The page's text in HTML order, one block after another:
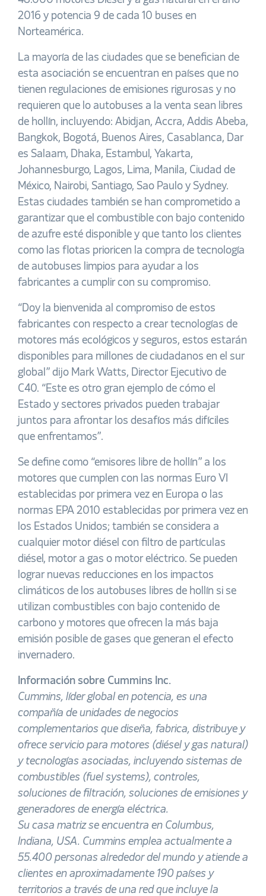
2016 y potencia 9 de cada 10 buses en
Norteamérica.
La mayoría de las ciudades que se benefician de
esta asociación se encuentran en países que no
tienen regulaciones de emisiones rigurosas y no
requieren que lo autobuses a la venta sean libres
de hollín, incluyendo: Abidjan, Accra, Addis Abeba,
Bangkok, Bogotá, Buenos Aires, Casablanca, Dar
es Salaam, Dhaka, Estambul, Yakarta,
Johannesburgo, Lagos, Lima, Manila, Ciudad de
México, Nairobi, Santiago, Sao Paulo y Sydney.
Estas ciudades también se han comprometido a
garantizar que el combustible con bajo contenido
de azufre esté disponible y que tanto los clientes
como las flotas prioricen la compra de tecnología
de autobuses limpios para ayudar a los
fabricantes a cumplir con su compromiso.
“Doy la bienvenida al compromiso de estos
fabricantes con respecto a crear tecnologías de
motores más ecológicos y seguros, estos estarán
disponibles para millones de ciudadanos en el sur
global” dijo Mark Watts, Director Ejecutivo de
C40. “Este es otro gran ejemplo de cómo el
Estado y sectores privados pueden trabajar
juntos para afrontar los desafíos más difíciles
que enfrentamos”.
Se define como “emisores libre de hollín” a los
motores que cumplen con las normas Euro VI
establecidas por primera vez en Europa o las
normas EPA 2010 establecidas por primera vez en
los Estados Unidos; también se considera a
cualquier motor diésel con filtro de partículas
diésel, motor a gas o motor eléctrico. Se pueden
lograr nuevas reducciones en los impactos
climáticos de los autobuses libres de hollín si se
utilizan combustibles con bajo contenido de
carbono y motores que ofrecen la más baja
emisión posible de gases que generan el efecto
invernadero.
Información sobre Cummins Inc.
Cummins, líder global en potencia, es una
compañía de unidades de negocios
complementarios que diseña, fabrica, distribuye y
ofrece servicio para motores (diésel y gas natural)
y tecnologías asociadas, incluyendo sistemas de
combustibles (fuel systems), controles,
soluciones de filtración, soluciones de emisiones y
generadores de energía eléctrica.
Su casa matriz se encuentra en Columbus,
Indiana, USA. Cummins emplea actualmente a
55.400 personas alrededor del mundo y atiende a
clientes en aproximadamente 190 países y
territorios a través de una red que incluye la